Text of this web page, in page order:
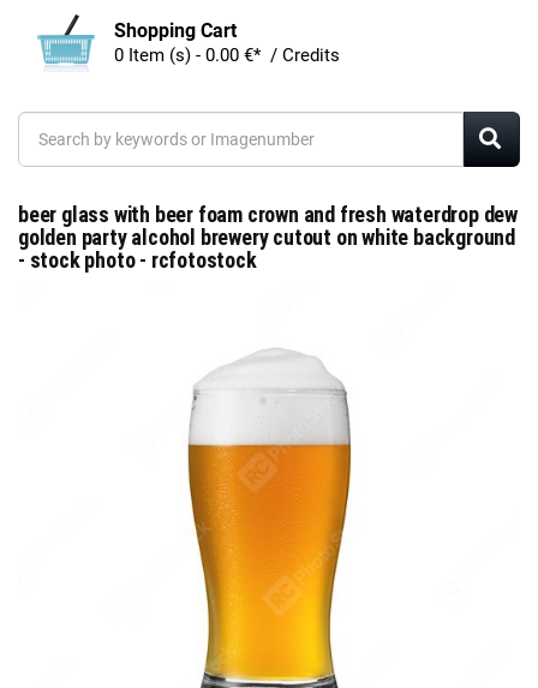
Shopping Cart
0 Item (s) - 0.00 €* / Credits
beer glass with beer foam crown and fresh waterdrop dew
golden party alcohol brewery cutout on white background
- stock photo - rcfotostock